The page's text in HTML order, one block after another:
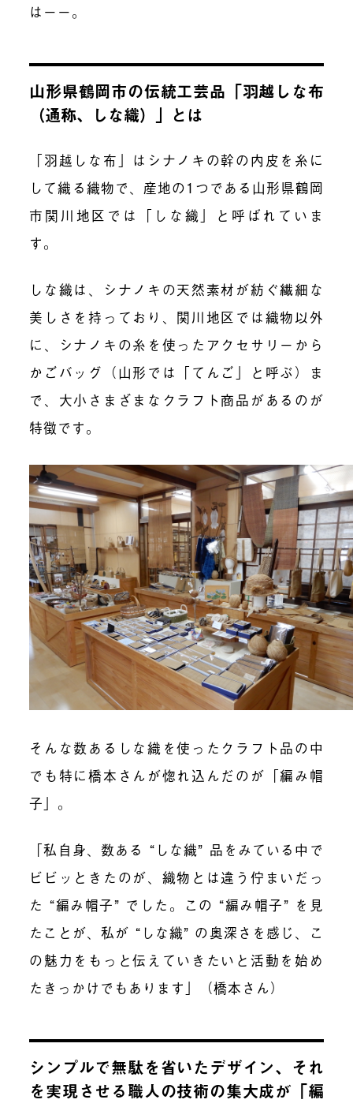
はーー。
山形県鶴岡市の伝統工芸品「羽越しな布
（通称、しな織）」とは
「羽越しな布」はシナノキの幹の内皮を糸に
して織る織物で、産地の1つである山形県鶴岡
市関川地区では「しな織」と呼ばれていま
す。
しな織は、シナノキの天然素材が紡ぐ繊細な
美しさを持っており、関川地区では織物以外
に、シナノキの糸を使ったアクセサリーから
かごバッグ（山形では「てんご」と呼ぶ）ま
で、大小さまざまなクラフト商品があるのが
特徴です。
そんな数あるしな織を使ったクラフト品の中
でも特に橋本さんが惚れ込んだのが「編み帽
子」。
「私自身、数ある “しな織” 品をみている中で
ビビッときたのが、織物とは違う佇まいだっ
た “編み帽子” でした。この “編み帽子” を見
たことが、私が “しな織” の奥深さを感じ、こ
の魅力をもっと伝えていきたいと活動を始め
たきっかけでもあります」（橋本さん）
シンプルで無駄を省いたデザイン、それ
を実現させる職人の技術の集大成が「編